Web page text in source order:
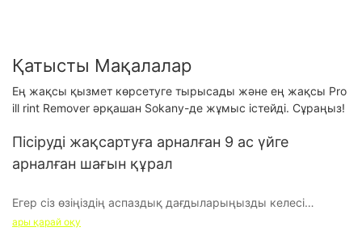
Қатысты Мақалалар
Ең жақсы қызмет көрсетуге тырысады және ең жақсы Pro
ill rint Remover әрқашан Sokany-де жұмыс істейді. Сұраңыз!
Пісіруді жақсартуға арналған 9 ас үйге
арналған шағын құрал
Егер сіз өзіңіздің аспаздық дағдыларыңызды келесі
деңгейге көтергіңіз келсе, дұрыс шағын ас үй құралдарына
ары қарай оқу